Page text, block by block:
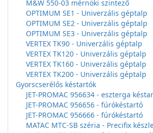
M&W 550-03 mérnöki szintező
OPTIMUM SE1 - Univerzális géptalp
OPTIMUM SE2 - Univerzális géptalp
OPTIMUM SE3 - Univerzális géptalp
VERTEX TK90 - Univerzális géptalp
VERTEX TK120 - Univerzális géptalp
VERTEX TK160 - Univerzális géptalp
VERTEX TK200 - Univerzális géptalp
Gyorscserélős késtartók
JET-PROMAC 956634 - eszterga
JET-PROMAC 956656 - fúrókéstartó
JET-PROMAC 956666 - fúrókéstartó
MATAC MTC-SB széria - Precifix